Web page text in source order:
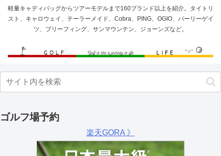
軽量キャディバッグからツアーモデルまで160ブランド以上を紹介。タイトリ
スト、キャロウェイ、テーラーメイド、Cobra、PING、OGIO、パーリーゲイ
ツ、ブリーフィング、サンマウンテン、ジョーンズなど。
ゴルフ場予約
楽天GORA 》